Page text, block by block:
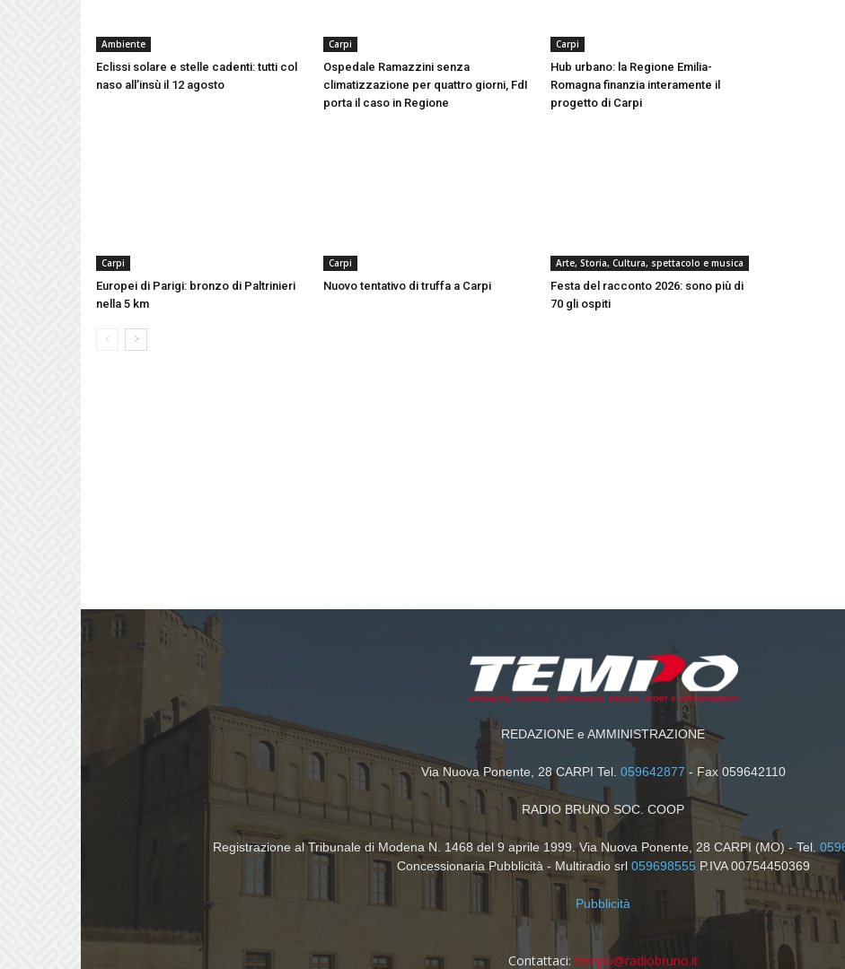
Ambiente
Eclissi solare e stelle cadenti: tutti col
naso all’insù il 12 agosto
Carpi
Ospedale Ramazzini senza
climatizzazione per quattro giorni, FdI
porta il caso in Regione
Carpi
Hub urbano: la Regione Emilia-
Romagna finanzia interamente il
progetto di Carpi
Carpi
Europei di Parigi: bronzo di Paltrinieri
nella 5 km
Carpi
Nuovo tentativo di truffa a Carpi
Arte, Storia, Cultura, spettacolo e musica
Festa del racconto 2026: sono più di
70 gli ospiti
REDAZIONE e AMMINISTRAZIONE
Via Nuova Ponente, 28 CARPI Tel. 059642877 - Fax 059642110
RADIO BRUNO SOC. COOP
Registrazione al Tribunale di Modena N. 1468 del 9 aprile 1999. Via Nuova Ponente, 28 CARPI (MO) - Tel.
Concessionaria Pubblicità - Multiradio srl 059698555P.IVA 00754450369
Pubblicità
Contattaci: tempo@radiobruno.it